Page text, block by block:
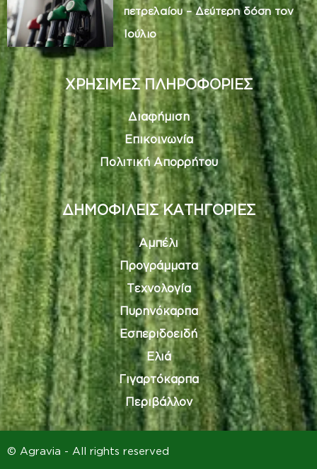
πετρελαίου – Δεύτερη δόση τον
Ιούλιο
ΧΡΗΣΙΜΕΣ ΠΛΗΡΟΦΟΡΙΕΣ
Διαφήμιση
Επικοινωνία
Πολιτική Απορρήτου
ΔΗΜΟΦΙΛΕΙΣ ΚΑΤΗΓΟΡΙΕΣ
Αμπέλι
Προγράμματα
Τεχνολογία
Πυρηνόκαρπα
Εσπεριδοειδή
Ελιά
Γιγαρτόκαρπα
Περιβάλλον
© Agravia - All rights reserved